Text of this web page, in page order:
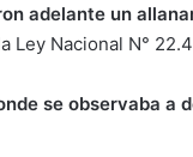
adelante un
Nacional N°
se observaba a